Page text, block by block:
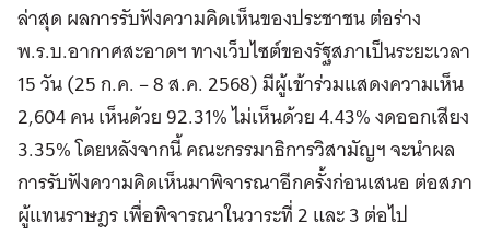
ล่าสุด ผลการรับฟังความคิดเห็นของประชาชน ต่อร่าง
พ.ร.บ.อากาศสะอาดฯ ทางเว็บไซต์ของรัฐสภาเป็นระยะเวลา
15 วัน (25 ก.ค. – 8 ส.ค. 2568) มีผู้เข้าร่วมแสดงความเห็น
2,604 คน เห็นด้วย 92.31% ไม่เห็นด้วย 4.43% งดออกเสียง
3.35% โดยหลังจากนี้ คณะกรรมาธิการวิสามัญฯ จะนำผล
การรับฟังความคิดเห็นมาพิจารณาอีกครั้งก่อนเสนอ ต่อสภา
ผู้แทนราษฎร เพื่อพิจารณาในวาระที่ 2 และ 3 ต่อไป